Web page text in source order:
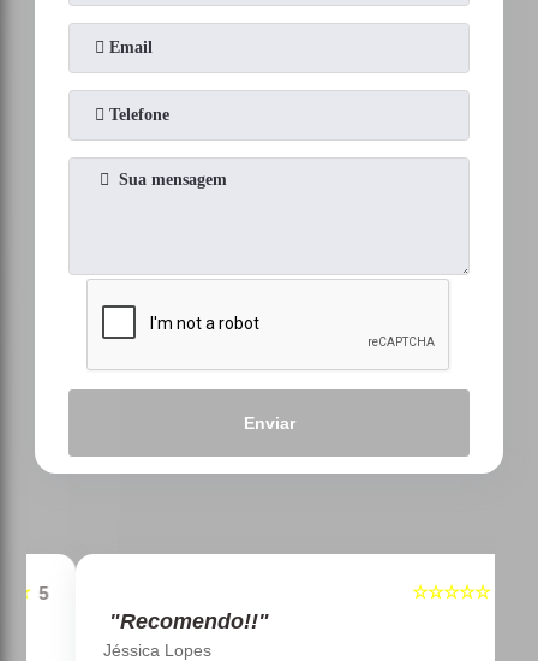
Enviar
5
☆☆☆☆☆
"Recomendo!!"
Jéssica Lopes